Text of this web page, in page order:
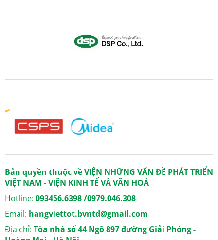
Bản quyền thuộc về VIỆN NHỮNG VẤN ĐỀ PHÁT TRIỂN
VIỆT NAM - VIỆN KINH TẾ VÀ VĂN HOÁ
Hotline: 093456.6398 /0979.046.308
Email: hangviettot.bvntd@gmail.com
Địa chỉ: Tòa nhà số 44 Ngõ 897 đường Giải Phóng -